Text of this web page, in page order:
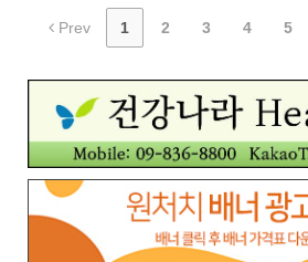
Prev 1 2 3 4 5